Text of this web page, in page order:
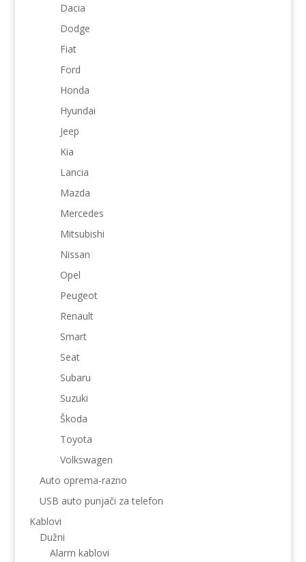
Dacia
Dodge
Fiat
Ford
Honda
Hyundai
Jeep
Kia
Lancia
Mazda
Mercedes
Mitsubishi
Nissan
Opel
Peugeot
Renault
Smart
Seat
Subaru
Suzuki
Škoda
Toyota
Volkswagen
Auto oprema-razno
USB auto punjači za telefon
Kablovi
Dužni
Alarm kablovi